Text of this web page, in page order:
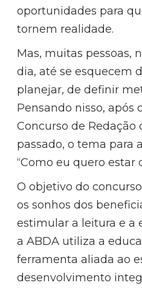
oportunidades para
tornem realidade.
Mas, muitas pessoas,
dia, até se esquecem
planejar, de definir
Pensando nisso, após
Concurso de Redação
passado, o tema para
“Como eu quero estar
O objetivo do
os sonhos dos
estimular a leitura e a
a ABDA utiliza a
ferramenta aliada ao
desenvolvimento